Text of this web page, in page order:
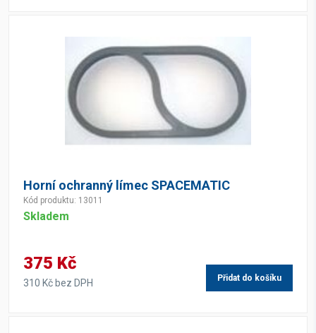
Horní ochranný límec SPACEMATIC
Kód produktu: 13011
Skladem
375 Kč
310 Kč bez DPH Přidat do košíku